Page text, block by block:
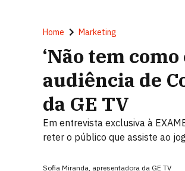
Home Marketing
‘Não tem
audiência de
da GE TV
Em entrevista exclusiva à
reter o público que assiste ao
Sofia Miranda, apresentadora da GE TV